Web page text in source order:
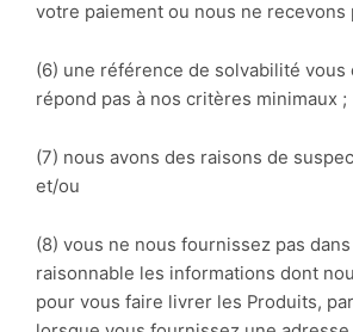
votre paiement ou nous ne recevons
(6) une référence de solvabilité vous
répond pas à nos critères minimaux ;
(7) nous avons des raisons de
et/ou
(8) vous ne nous fournissez pas
raisonnable les informations dont
pour vous faire livrer les Produits,